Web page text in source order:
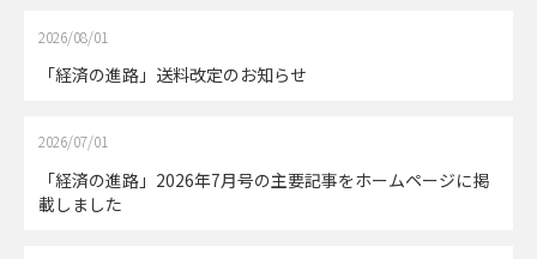
2026/08/01
「経済の進路」送料改定のお知らせ
2026/07/01
「経済の進路」2026年7月号の主要記事をホームページに掲
載しました